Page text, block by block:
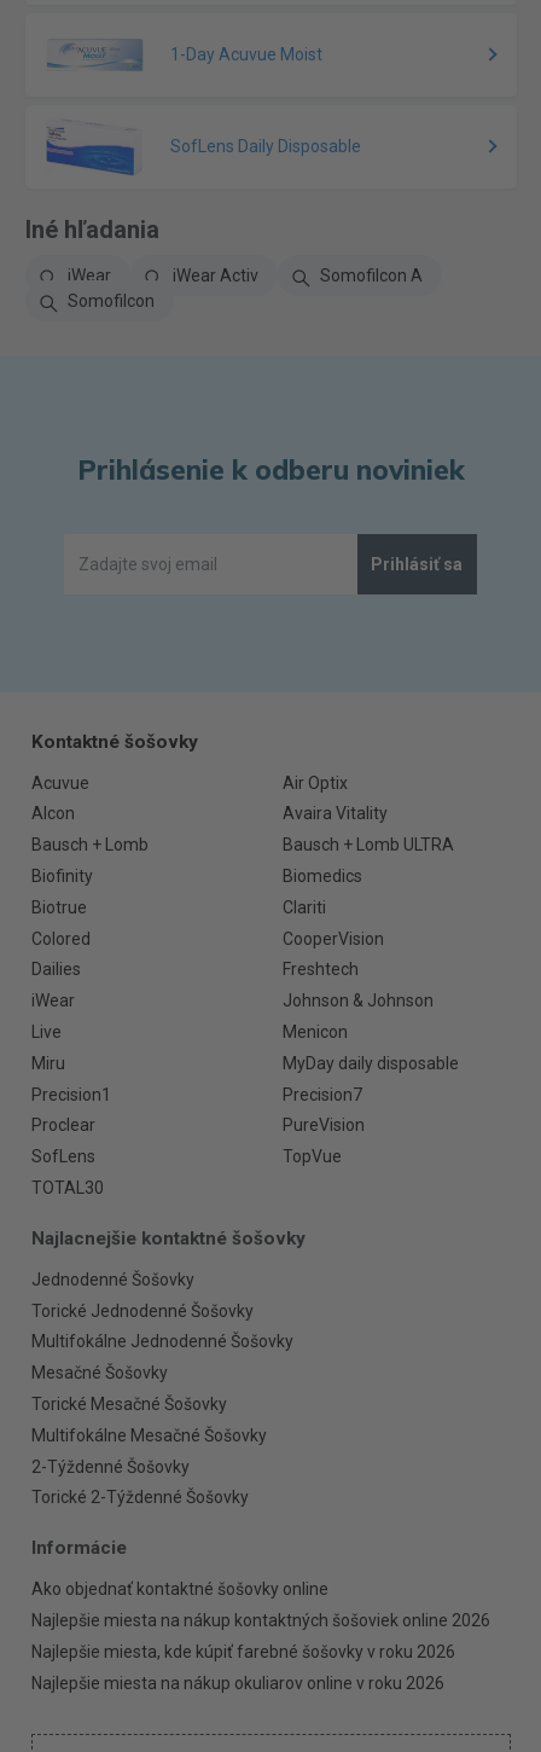
1-Day Acuvue Moist
SofLens Daily Disposable
Iné hľadania
iWear iWear Activ
Somofilcon A
Somofilcon
Prihlásenie k odberu noviniek
Prihlásiť sa
Kontaktné šošovky
Acuvue
Air Optix
Alcon
Avaira Vitality
Bausch + Lomb
Bausch + Lomb ULTRA
Biofinity
Biomedics
Biotrue
Clariti
Colored
CooperVision
Dailies
Freshtech
iWear
Johnson & Johnson
Live
Menicon
Miru
MyDay daily disposable
Precision1
Precision7
Proclear
PureVision
SofLens
TopVue
TOTAL30
Najlacnejšie kontaktné šošovky
Jednodenné Šošovky
Torické Jednodenné Šošovky
Multifokálne Jednodenné Šošovky
Mesačné Šošovky
Torické Mesačné Šošovky
Multifokálne Mesačné Šošovky
2-Týždenné Šošovky
Torické 2-Týždenné Šošovky
Informácie
Ako objednať kontaktné šošovky online
Najlepšie miesta na nákup kontaktných šošoviek online 2026
Najlepšie miesta, kde kúpiť farebné šošovky v roku 2026
Najlepšie miesta na nákup okuliarov online v roku 2026